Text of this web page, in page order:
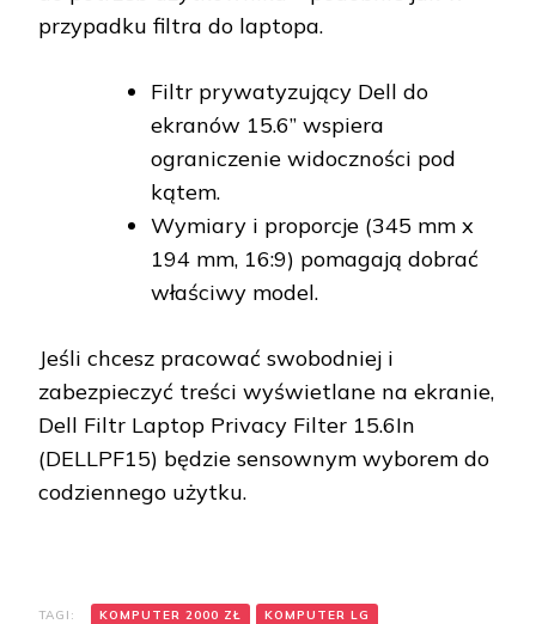
przypadku filtra do laptopa.
Filtr prywatyzujący Dell do
ekranów 15.6” wspiera
ograniczenie widoczności pod
kątem.
Wymiary i proporcje (345 mm x
194 mm, 16:9) pomagają dobrać
właściwy model.
Jeśli chcesz pracować swobodniej i
zabezpieczyć treści wyświetlane na ekranie,
Dell Filtr Laptop Privacy Filter 15.6In
(DELLPF15) będzie sensownym wyborem do
codziennego użytku.
TAGI: KOMPUTER 2000 ZŁ KOMPUTER LG